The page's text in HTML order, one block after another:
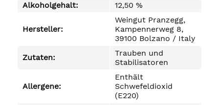
Alkoholgehalt:
12,50 %
Hersteller:
Weingut Pranzegg,
Kampennerweg 8,
39100 Bolzano / Italy
Zutaten:
Trauben und
Stabilisatoren
Allergene:
Enthält
Schwefeldioxid
(E220)